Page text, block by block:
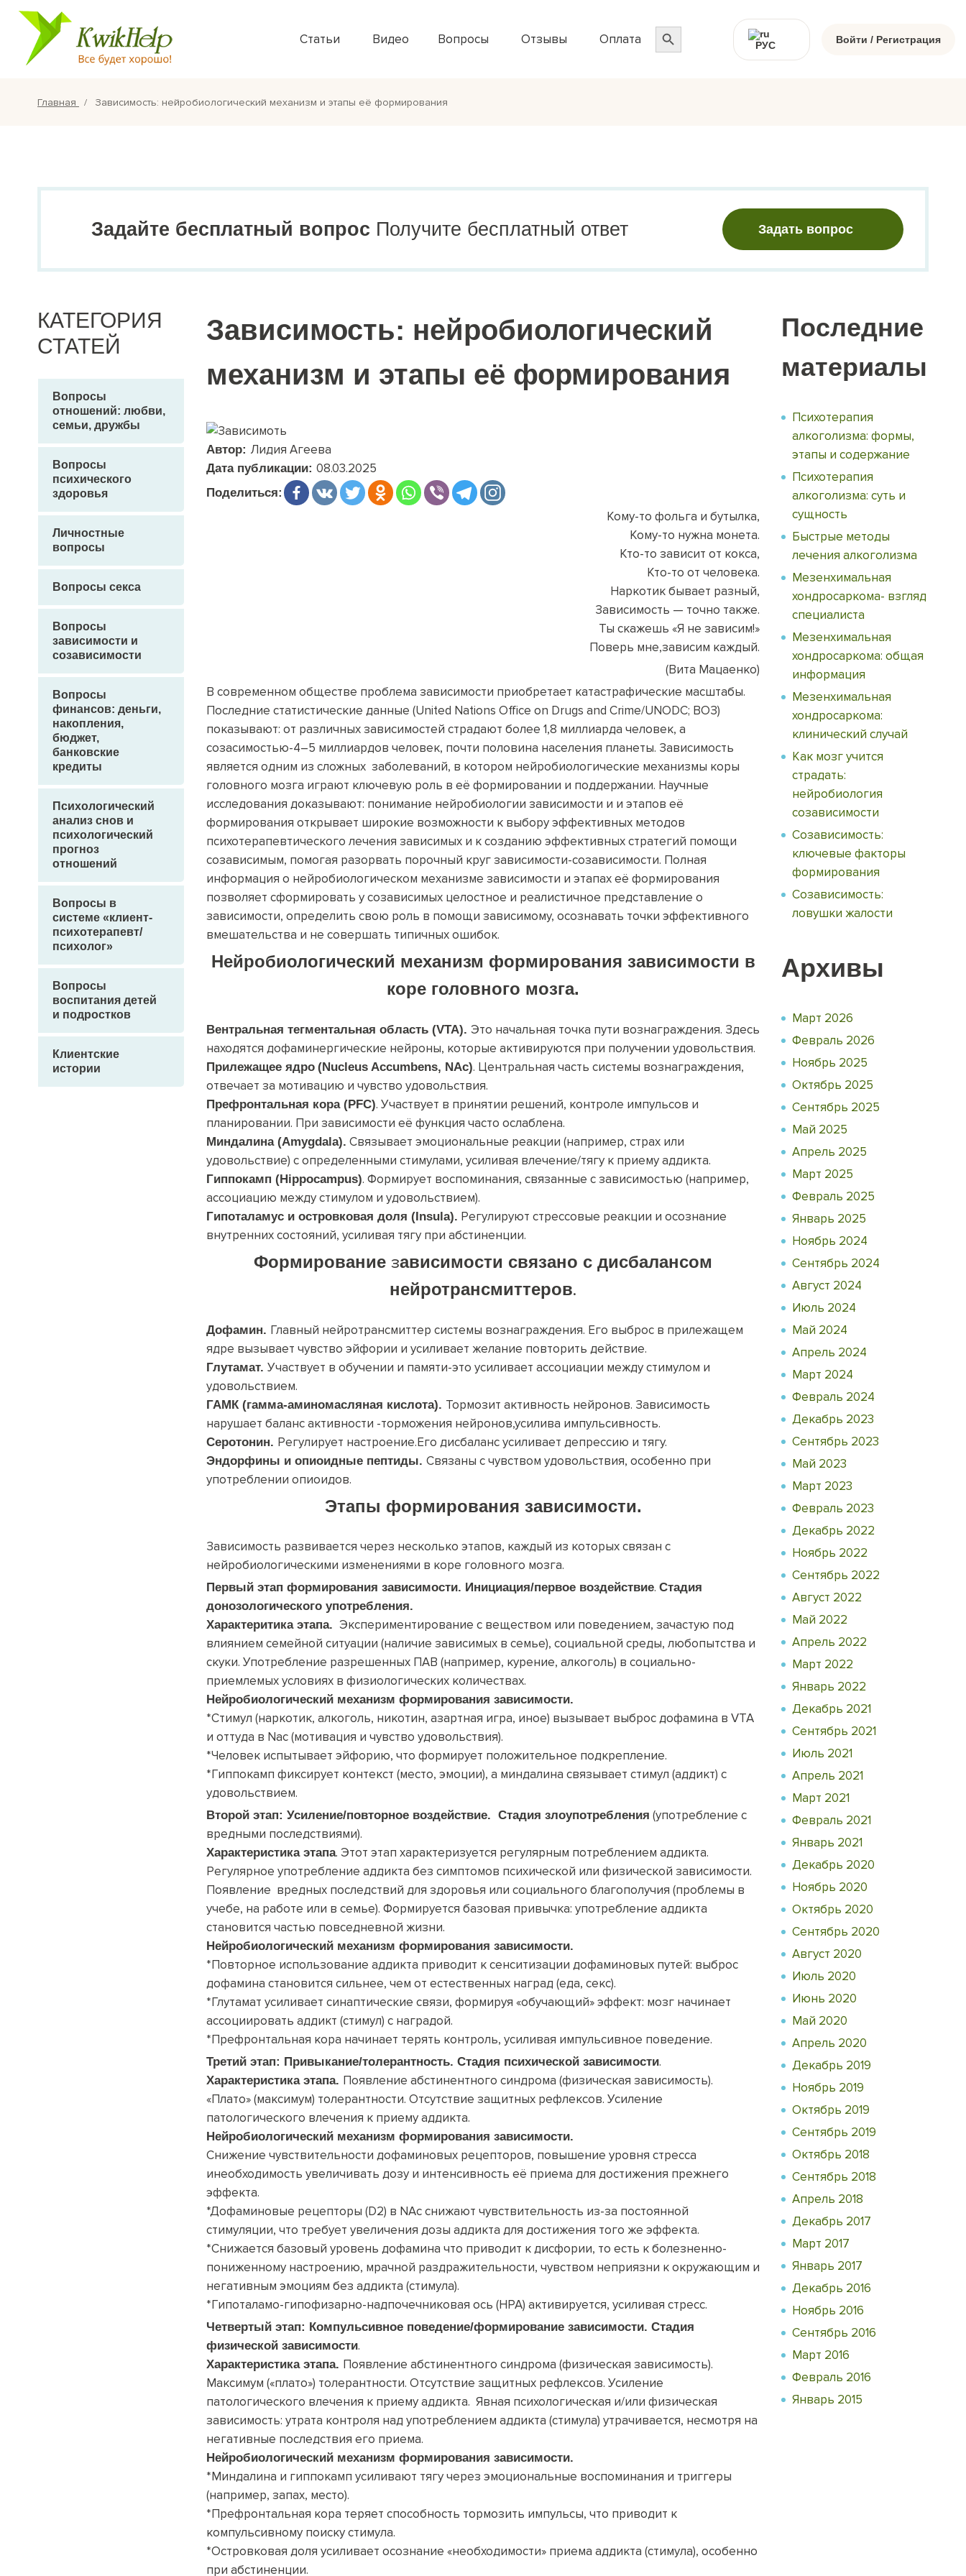
Статьи Видео Вопросы Отзывы Оплата
Search
for:
РУС
Войти / Регистрация
Главная Зависимость: нейробиологический механизм и этапы её формирования
Задайте бесплатный вопрос Получите бесплатный ответ Задать вопрос
КАТЕГОРИЯ
СТАТЕЙ
Вопросы
отношений: любви,
семьи, дружбы
Вопросы
психического
здоровья
Личностные
вопросы
Вопросы секса
Вопросы
зависимости и
созависимости
Вопросы
финансов: деньги,
накопления,
бюджет,
банковские
кредиты
Психологический
анализ снов и
психологический
прогноз
отношений
Вопросы в
системе «клиент-
психотерапевт/
психолог»
Вопросы
воспитания детей
и подростков
Клиентские
истории
Зависимость: нейробиологический
механизм и этапы её формирования
Автор: Лидия Агеева
Дата публикации: 08.03.2025
Поделиться:
Кому-то фольга и бутылка,
Кому-то нужна монета.
Кто-то зависит от кокса,
Кто-то от человека.
Наркотик бывает разный,
Зависимость — точно также.
Ты скажешь «Я не зависим!»
Поверь мне,зависим каждый.
(Вита Мацаенко)
В современном обществе проблема зависимости приобретает катастрафические масштабы.
Последние статистические данные (United Nations Office on Drugs and Crime/UNODC; ВОЗ)
показывают: от различных зависимостей страдают более 1,8 миллиарда человек, а
созасимостью-4–5 миллиардов человек, почти половина населения планеты. Зависимость
является одним из сложных заболеваний, в котором нейробиологические механизмы коры
головного мозга играют ключевую роль в её формировании и поддержании. Научные
исследования доказывают: понимание нейробиологии зависимости и и этапов её
формирования открывает широкие возможности к выбору эффективных методов
психотерапевтического лечения зависимых и к созданию эффективных стратегий помощи
созависимым, помогая разорвать порочный круг зависимости-созависимости. Полная
информация о нейробиологическом механизме зависимости и этапах её формирования
позволяет сформировать у созависимых целостное и реалистичное представление о
зависимости, определить свою роль в помощи зависимому, осознавать точки эффективного
вмешательства и не совершать типичных ошибок.
Нейробиологический механизм формирования зависимости в
коре головного мозга.
Вентральная тегментальная область (VTA). Это начальная точка пути вознаграждения. Здесь
находятся дофаминергические нейроны, которые активируются при получении удовольствия.
Прилежащее ядро (Nucleus Accumbens, NAc). Центральная часть системы вознаграждения,
отвечает за мотивацию и чувство удовольствия.
Префронтальная кора (PFC). Участвует в принятии решений, контроле импульсов и
планировании. При зависимости её функция часто ослаблена.
Миндалина (Amygdala). Связывает эмоциональные реакции (например, страх или
удовольствие) с определенными стимулами, усиливая влечение/тягу к приему аддикта.
Гиппокамп (Hippocampus). Формирует воспоминания, связанные с зависимостью (например,
ассоциацию между стимулом и удовольствием).
Гипоталамус и островковая доля (Insula). Регулируют стрессовые реакции и осознание
внутренних состояний, усиливая тягу при абстиненции.
Формирование зависимости связано с дисбалансом
нейротрансмиттеров.
Дофамин. Главный нейротрансмиттер системы вознаграждения. Его выброс в прилежащем
ядре вызывает чувство эйфории и усиливает желание повторить действие.
Глутамат. Участвует в обучении и памяти-это усиливает ассоциации между стимулом и
удовольствием.
ГАМК (гамма-аминомасляная кислота). Тормозит активность нейронов. Зависимость
нарушает баланс активности -торможения нейронов,усилива импульсивность.
Серотонин. Регулирует настроение.Его дисбаланс усиливает депрессию и тягу.
Эндорфины и опиоидные пептиды. Связаны с чувством удовольствия, особенно при
употреблении опиоидов.
Этапы формирования зависимости.
Зависимость развивается через несколько этапов, каждый из которых связан с
нейробиологическими изменениями в коре головного мозга.
Первый этап формирования зависимости. Инициация/первое воздействие. Стадия
донозологического употребления.
Характеритика этапа. Экспериментирование с веществом или поведением, зачастую под
влиянием семейной ситуации (наличие зависимых в семье), социальной среды, любопытства и
скуки. Употребление разрешенных ПАВ (например, курение, алкоголь) в социально-
приемлемых условиях в физиологических количествах.
Нейробиологический механизм формирования зависимости.
*Стимул (наркотик, алкоголь, никотин, азартная игра, иное) вызывает выброс дофамина в VTA
и оттуда в Nac (мотивация и чувство удовольствия).
*Человек испытывает эйфорию, что формирует положительное подкрепление.
*Гиппокамп фиксирует контекст (место, эмоции), а миндалина связывает стимул (аддикт) с
удовольствием.
Второй этап: Усиление/повторное воздействие. Стадия злоупотребления (употребление с
вредными последствиями).
Характеристика этапа. Этот этап характеризуется регулярным потреблением аддикта.
Регулярное употребление аддикта без симптомов психической или физической зависимости.
Появление вредных последствий для здоровья или социального благополучия (проблемы в
учебе, на работе или в семье). Формируется базовая привычка: употребление аддикта
становится частью повседневной жизни.
Нейробиологический механизм формирования зависимости.
*Повторное использование аддикта приводит к сенситизации дофаминовых путей: выброс
дофамина становится сильнее, чем от естественных наград (еда, секс).
*Глутамат усиливает синаптические связи, формируя «обучающий» эффект: мозг начинает
ассоциировать аддикт (стимул) с наградой.
*Префронтальная кора начинает терять контроль, усиливая импульсивное поведение.
Третий этап: Привыкание/толерантность. Стадия психической зависимости.
Характеристика этапа. Появление абстинентного синдрома (физическая зависимость).
«Плато» (максимум) толерантности. Отсутствие защитных рефлексов. Усиление
патологического влечения к приему аддикта.
Нейробиологический механизм формирования зависимости.
Снижение чувствительности дофаминовых рецепторов, повышение уровня стресса
инеобходимость увеличивать дозу и интенсивность её приема для достижения прежнего
эффекта.
*Дофаминовые рецепторы (D2) в NAc снижают чувствительность из-за постоянной
стимуляции, что требует увеличения дозы аддикта для достижения того же эффекта.
*Снижается базовый уровень дофамина что приводит к дисфории, то есть к болезненно-
пониженному настроению, мрачной раздражительности, чувством неприязни к окружающим и
негативным эмоциям без аддикта (стимула).
*Гипоталамо-гипофизарно-надпочечниковая ось (HPA) активируется, усиливая стресс.
Четвертый этап: Компульсивное поведение/формирование зависимости. Стадия
физической зависимости.
Характеристика этапа. Появление абстинентного синдрома (физическая зависимость).
Максимум («плато») толерантности. Отсутствие защитных рефлексов. Усиление
патологического влечения к приему аддикта. Явная психологическая и/или физическая
зависимость: утрата контроля над употреблением аддикта (стимула) утрачивается, несмотря на
негативные последствия его приема.
Нейробиологический механизм формирования зависимости.
*Миндалина и гиппокамп усиливают тягу через эмоциональные воспоминания и триггеры
(например, запах, место).
*Префронтальная кора теряет способность тормозить импульсы, что приводит к
компульсивному поиску стимула.
*Островковая доля усиливает осознание «необходимости» приема аддикта (стимула), особенно
при абстиненции.
Последние
материалы
Психотерапия
алкоголизма: формы,
этапы и содержание
Психотерапия
алкоголизма: суть и
сущность
Быстрые методы
лечения алкоголизма
Мезенхимальная
хондросаркома- взгляд
специалиста
Мезенхимальная
хондросаркома: общая
информация
Мезенхимальная
хондросаркома:
клинический случай
Как мозг учится
страдать:
нейробиология
созависимости
Созависимость:
ключевые факторы
формирования
Созависимость:
ловушки жалости
Архивы
Март 2026
Февраль 2026
Ноябрь 2025
Октябрь 2025
Сентябрь 2025
Май 2025
Апрель 2025
Март 2025
Февраль 2025
Январь 2025
Ноябрь 2024
Сентябрь 2024
Август 2024
Июль 2024
Май 2024
Апрель 2024
Март 2024
Февраль 2024
Декабрь 2023
Сентябрь 2023
Май 2023
Март 2023
Февраль 2023
Декабрь 2022
Ноябрь 2022
Сентябрь 2022
Август 2022
Май 2022
Апрель 2022
Март 2022
Январь 2022
Декабрь 2021
Сентябрь 2021
Июль 2021
Апрель 2021
Март 2021
Февраль 2021
Январь 2021
Декабрь 2020
Ноябрь 2020
Октябрь 2020
Сентябрь 2020
Август 2020
Июль 2020
Июнь 2020
Май 2020
Апрель 2020
Декабрь 2019
Ноябрь 2019
Октябрь 2019
Сентябрь 2019
Октябрь 2018
Сентябрь 2018
Апрель 2018
Декабрь 2017
Март 2017
Январь 2017
Декабрь 2016
Ноябрь 2016
Сентябрь 2016
Март 2016
Февраль 2016
Январь 2015